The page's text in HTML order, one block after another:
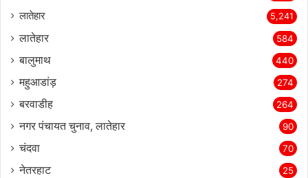
लातेहार 5,241
लातेहार 584
बालुमाथ 440
महुआडांड़ 274
बरवाडीह 264
नगर पंचायत चुनाव, लातेहार 90
चंदवा 70
नेतरहाट 25